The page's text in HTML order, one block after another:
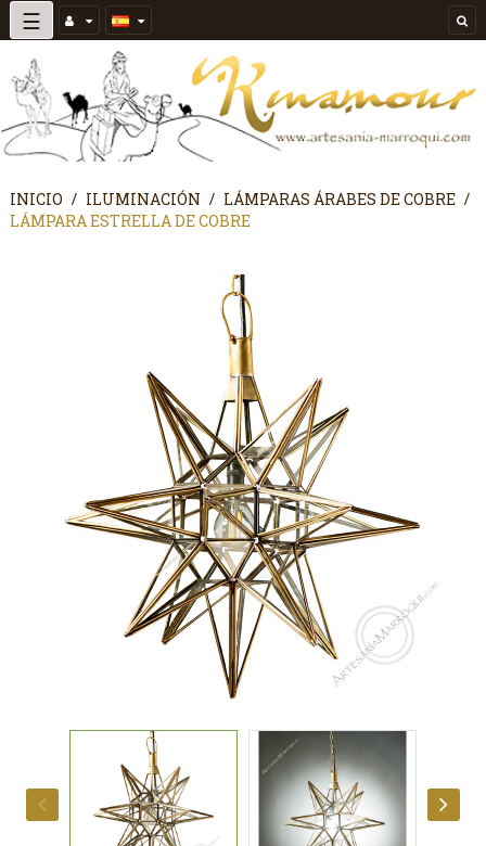
Navegación
de
palanca
☰
INICIO ILUMINACIÓN
LÁMPARAS ÁRABES DE COBRE
LÁMPARA ESTRELLA DE COBRE